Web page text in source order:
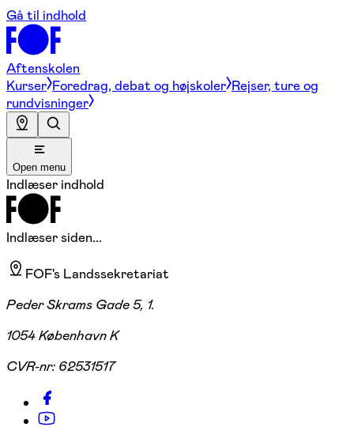
Gå til indhold
Aftenskolen
Kurser Foredrag, debat og højskoler Rejser, ture og
rundvisninger
Open menu
Indlæser indhold
Indlæser siden...
FOF's Landssekretariat
Peder Skrams Gade 5, 1.
1054 København K
CVR-nr: 62531517